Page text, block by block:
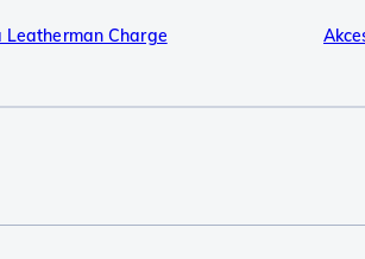
Leatherman Charge